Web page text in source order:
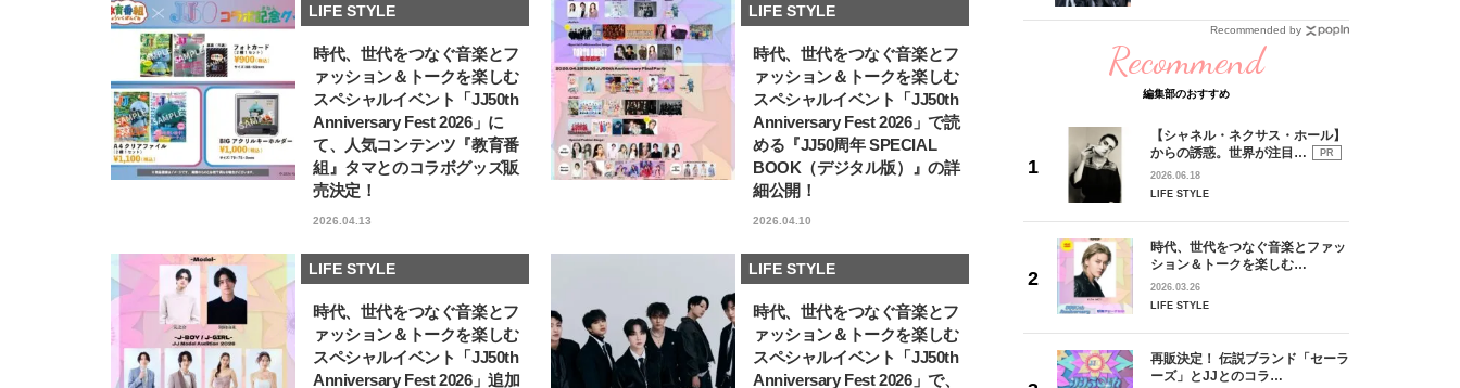
LIFE STYLE
時代、世代をつなぐ音楽とフ
ァッション＆トークを楽しむ
スペシャルイベント「JJ50th
Anniversary Fest 2026」に
て、人気コンテンツ『教育番
組』タマとのコラボグッズ販
売決定！
2026.04.13
LIFE STYLE
時代、世代をつなぐ音楽とフ
ァッション＆トークを楽しむ
スペシャルイベント「JJ50th
Anniversary Fest 2026」で読
める『JJ50周年 SPECIAL
BOOK（デジタル版）』の詳
細公開！
2026.04.10
LIFE STYLE
時代、世代をつなぐ音楽とフ
ァッション＆トークを楽しむ
スペシャルイベント「JJ50th
Anniversary Fest 2026」追加
LIFE STYLE
時代、世代をつなぐ音楽とフ
ァッション＆トークを楽しむ
スペシャルイベント「JJ50th
Anniversary Fest 2026」で、
ります♪
Recommended by
Recommend
編集部のおすすめ
【シャネル・ネクサス・ホール】
からの誘惑。世界が注目…
PR
2026.06.18
LIFE STYLE
時代、世代をつなぐ音楽とファッ
ション＆トークを楽しむ…
2026.03.26
LIFE STYLE
再販決定！ 伝説ブランド「セーラ
ーズ」とJJとのコラ…